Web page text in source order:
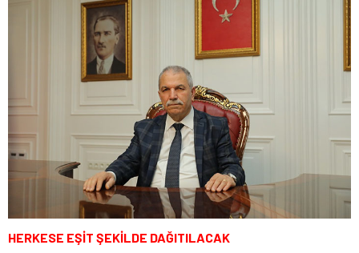
HERKESE EŞİT ŞEKİLDE DAĞITILACAK